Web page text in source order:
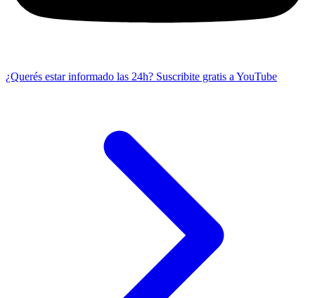
¿Querés estar informado las 24h? Suscribite gratis a YouTube